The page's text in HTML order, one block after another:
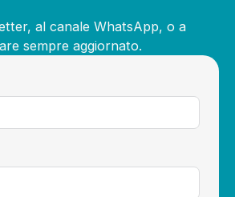
al canale WhatsApp, o a
sempre aggiornato.